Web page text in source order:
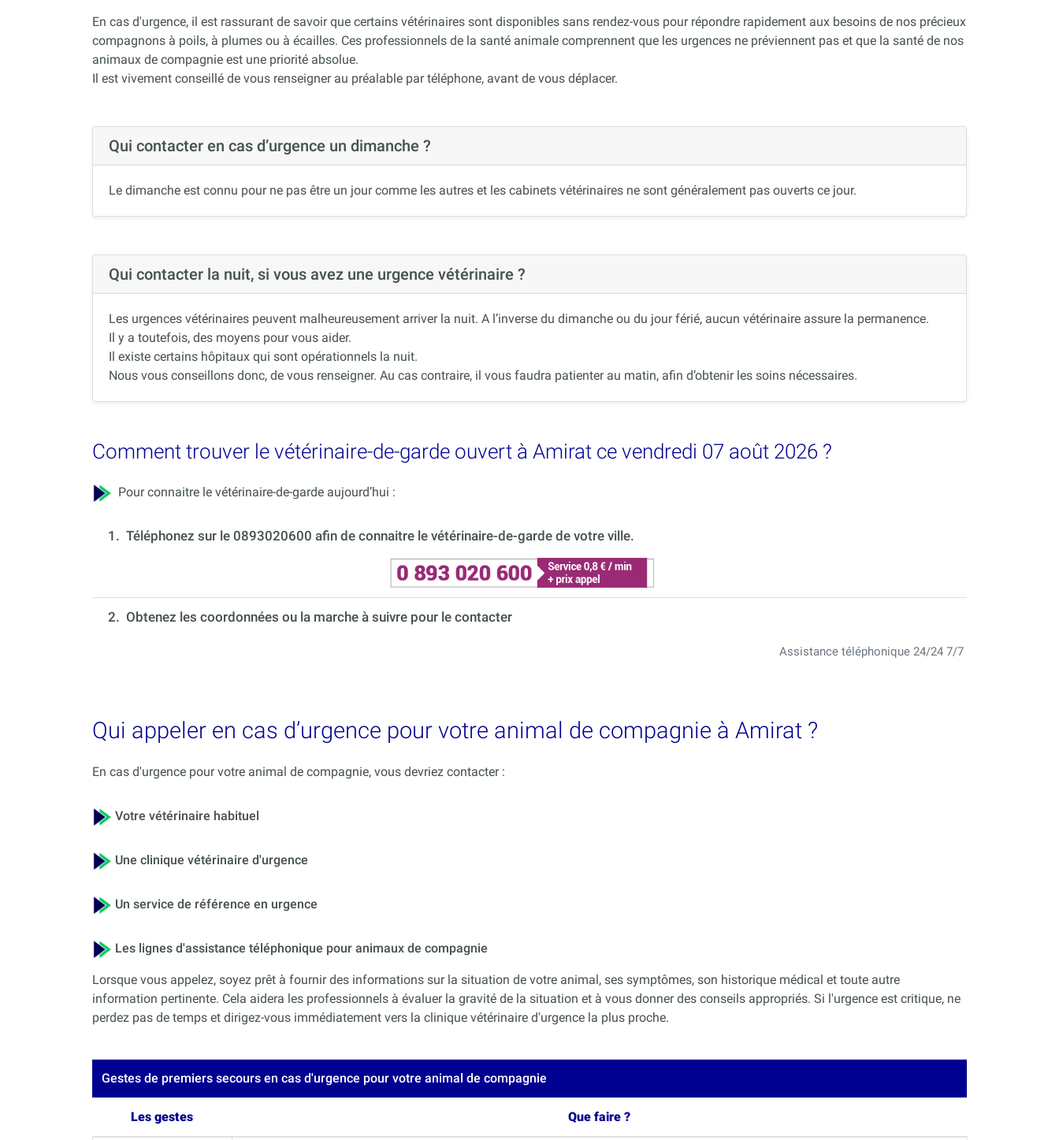
En cas d'urgence, il est rassurant de savoir que certains vétérinaires sont disponibles sans rendez-vous pour répondre rapidement aux besoins de nos précieux
compagnons à poils, à plumes ou à écailles. Ces professionnels de la santé animale comprennent que les urgences ne préviennent pas et que la santé de nos
animaux de compagnie est une priorité absolue.
Il est vivement conseillé de vous renseigner au préalable par téléphone, avant de vous déplacer.
Qui contacter en cas d’urgence un dimanche ?
Le dimanche est connu pour ne pas être un jour comme les autres et les cabinets vétérinaires ne sont généralement pas ouverts ce jour.
Qui contacter la nuit, si vous avez une urgence vétérinaire ?
Les urgences vétérinaires peuvent malheureusement arriver la nuit. A l’inverse du dimanche ou du jour férié, aucun vétérinaire assure la permanence.
Il y a toutefois, des moyens pour vous aider.
Il existe certains hôpitaux qui sont opérationnels la nuit.
Nous vous conseillons donc, de vous renseigner. Au cas contraire, il vous faudra patienter au matin, afin d’obtenir les soins nécessaires.
Comment trouver le vétérinaire-de-garde ouvert à Amirat ce vendredi 07 août 2026 ?
Pour connaitre le vétérinaire-de-garde aujourd’hui :
1. Téléphonez sur le 0893020600 afin de connaitre le vétérinaire-de-garde de votre ville.
2. Obtenez les coordonnées ou la marche à suivre pour le contacter
Assistance téléphonique 24/24 7/7
Qui appeler en cas d’urgence pour votre animal de compagnie à Amirat ?
En cas d'urgence pour votre animal de compagnie, vous devriez contacter :
Votre vétérinaire habituel
Une clinique vétérinaire d'urgence
Un service de référence en urgence
Les lignes d'assistance téléphonique pour animaux de compagnie
Lorsque vous appelez, soyez prêt à fournir des informations sur la situation de votre animal, ses symptômes, son historique médical et toute autre
information pertinente. Cela aidera les professionnels à évaluer la gravité de la situation et à vous donner des conseils appropriés. Si l'urgence est critique, ne
perdez pas de temps et dirigez-vous immédiatement vers la clinique vétérinaire d'urgence la plus proche.
Gestes de premiers secours en cas d'urgence pour votre animal de compagnie
Les gestes Que faire ?